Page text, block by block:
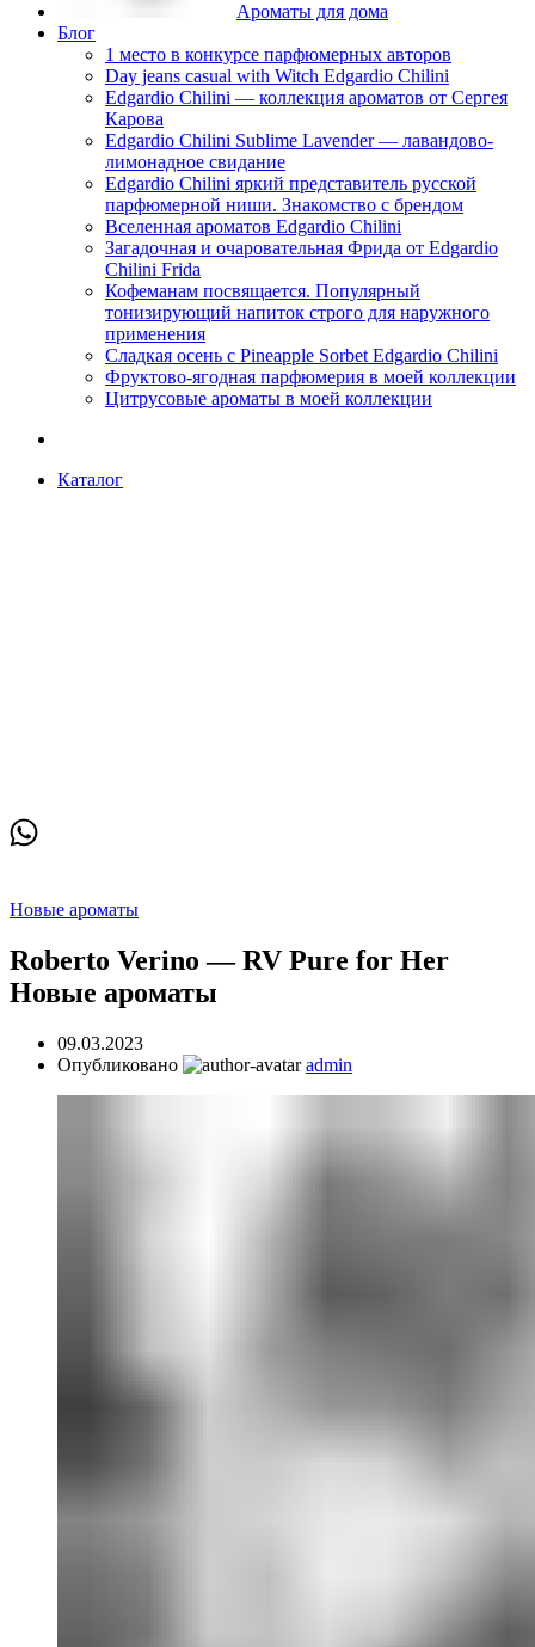
Ароматы для дома
Блог
1 место в конкурсе парфюмерных авторов
Day jeans casual with Witch Edgardio Chilini
Edgardio Chilini — коллекция ароматов от Сергея
Карова
Edgardio Chilini Sublime Lavender — лавандово-
лимонадное свидание
Edgardio Chilini яркий представитель русской
парфюмерной ниши. Знакомство с брендом
Вселенная ароматов Edgardio Chilini
Загадочная и очаровательная Фрида от Edgardio
Chilini Frida
Кофеманам посвящается. Популярный
тонизирующий напиток строго для наружного
применения
Сладкая осень с Pineapple Sorbet Edgardio Chilini
Фруктово-ягодная парфюмерия в моей коллекции
​Цитрусовые ароматы в моей коллекции
Каталог
Новые ароматы
Roberto Verino — RV Pure for Her
Новые ароматы
09.03.2023
Опубликовано
admin